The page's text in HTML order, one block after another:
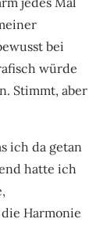
bei
würde
Stimmt, aber
ich da getan
hatte ich
Harmonie